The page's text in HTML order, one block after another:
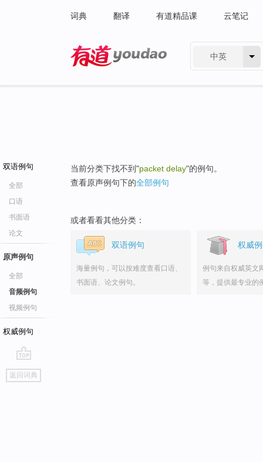
词典 翻译 有道精品课 云笔记
中英
双语例句
全部
口语
书面语
论文
原声例句
全部
音频例句
视频例句
权威例句
go
top
返回词典
当前分类下找不到"packet delay"的例句。
查看原声例句下的全部例句
或者看看其他分类：
双语例句
海量例句，可以按难度查看口语、
书面语、论文例句。
权威
例句来自权威英文
等，提供最专业的